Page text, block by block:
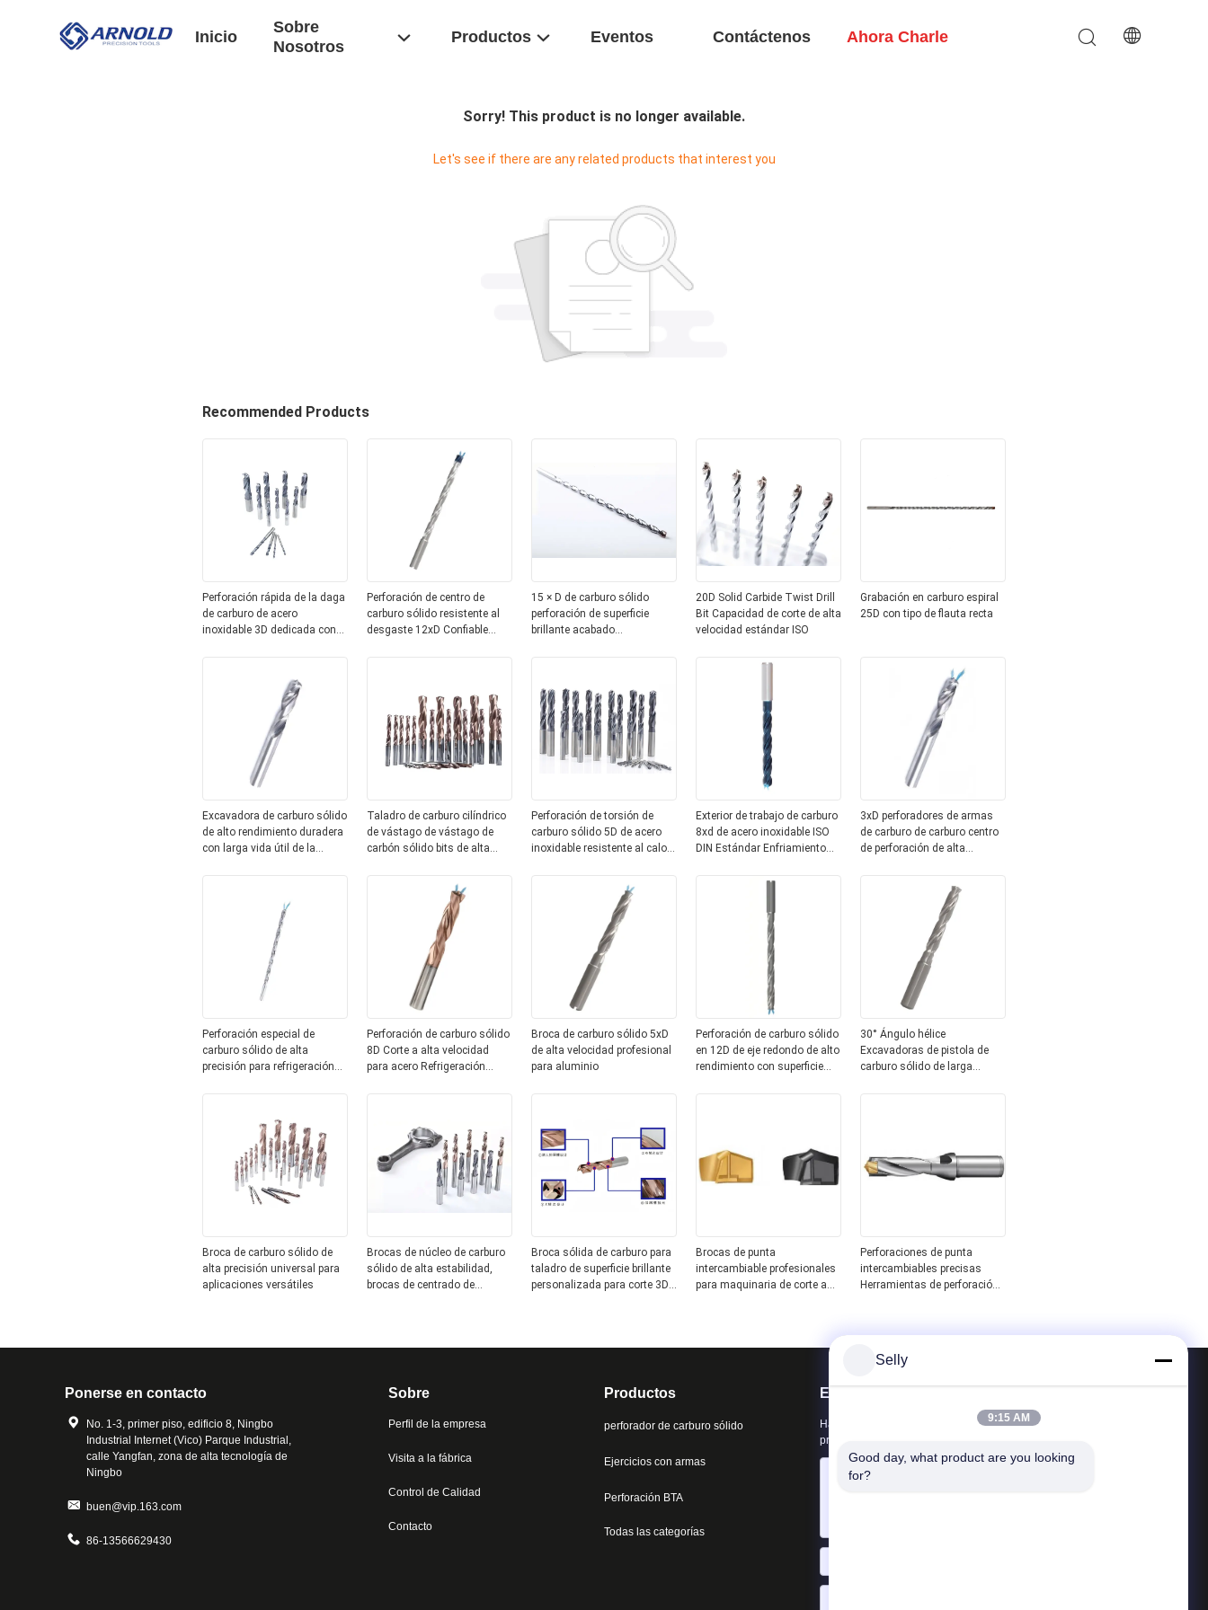
Inicio
Sobre
Nosotros
Productos Eventos Contáctenos Ahora Charle
Sorry! This product is no longer available.
Let's see if there are any related products that interest you
Recommended Products
Perforación rápida de la daga
de carburo de acero
inoxidable 3D dedicada con
Perforación de centro de
carburo sólido resistente al
desgaste 12xD Confiable
15 × D de carburo sólido
perforación de superficie
brillante acabado
20D Solid Carbide Twist Drill
Bit Capacidad de corte de alta
velocidad estándar ISO
Grabación en carburo espiral
25D con tipo de flauta recta
Excavadora de carburo sólido
de alto rendimiento duradera
con larga vida útil de la
Taladro de carburo cilíndrico
de vástago de vástago de
carbón sólido bits de alta
Perforación de torsión de
carburo sólido 5D de acero
inoxidable resistente al calor
Exterior de trabajo de carburo
8xd de acero inoxidable ISO
DIN Estándar Enfriamiento
3xD perforadores de armas
de carburo de carburo centro
de perforación de alta
Perforación especial de
carburo sólido de alta
precisión para refrigeración
Perforación de carburo sólido
8D Corte a alta velocidad
para acero Refrigeración
Broca de carburo sólido 5xD
de alta velocidad profesional
para aluminio
Perforación de carburo sólido
en 12D de eje redondo de alto
rendimiento con superficie
30° Ángulo hélice
Excavadoras de pistola de
carburo sólido de larga
Broca de carburo sólido de
alta precisión universal para
aplicaciones versátiles
Brocas de núcleo de carburo
sólido de alta estabilidad,
brocas de centrado de
Broca sólida de carburo para
taladro de superficie brillante
personalizada para corte 3D
Brocas de punta
intercambiable profesionales
para maquinaria de corte a
Perforaciones de punta
intercambiables precisas
Herramientas de perforación
inserciones WCMX
Ponerse en contacto
No. 1-3, primer piso, edificio 8, Ningbo
Industrial Internet (Vico) Parque Industrial,
calle Yangfan, zona de alta tecnología de
Ningbo
buen@vip.163.com
86-13566629430
Sobre
Perfil de la empresa
Visita a la fábrica
Control de Calidad
Contacto
Productos
perforador de carburo sólido
Ejercicios con armas
Perforación BTA
Todas las categorías
Envíenos un correo
Háganos saber su requerimiento. Conectaremos los mejores
productos contigo.
Selly
9:15 AM
Good day, what product are you looking
for?